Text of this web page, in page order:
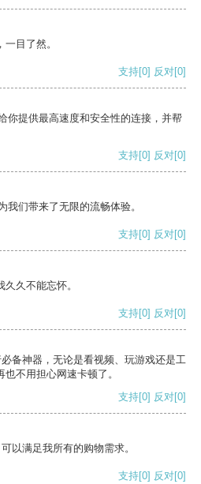
目了然。
支持[0] 反对[0]
你提供最高速度和安全性的连接，并帮
支持[0] 反对[0]
们带来了无限的流畅体验。
支持[0] 反对[0]
久不能忘怀。
支持[0] 反对[0]
备神器，无论是看视频、玩游戏还是工
不用担心网速卡顿了。
支持[0] 反对[0]
以满足我所有的购物需求。
支持[0] 反对[0]